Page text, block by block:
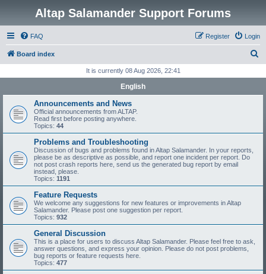
Altap Salamander Support Forums
FAQ Login
Register
Board index
r
It is currently 08 Aug 2026, 22:41
English
Announcements and News
Official announcements from ALTAP.
Read first before posting anywhere.
Topics: 44
Problems and Troubleshooting
Discussion of bugs and problems found in Altap Salamander. In your reports,
please be as descriptive as possible, and report one incident per report. Do
not post crash reports here, send us the generated bug report by email
instead, please.
Topics: 1191
Feature Requests
We welcome any suggestions for new features or improvements in Altap
Salamander. Please post one suggestion per report.
Topics: 932
General Discussion
This is a place for users to discuss Altap Salamander. Please feel free to ask,
answer questions, and express your opinion. Please do not post problems,
bug reports or feature requests here.
Topics: 477